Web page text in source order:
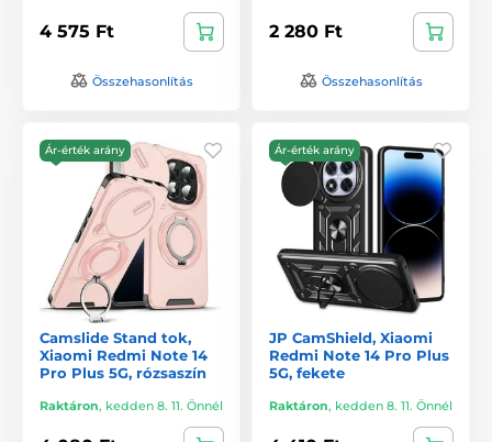
4 575 Ft
Összehasonlítás
2 280 Ft
Összehasonlítás
Ár-érték arány
Camslide Stand tok,
Xiaomi Redmi Note 14
Pro Plus 5G, rózsaszín
Raktáron, kedden 8. 11. Önnél
Ár-érték arány
JP CamShield, Xiaomi
Redmi Note 14 Pro Plus
5G, fekete
Raktáron, kedden 8. 11. Önnél